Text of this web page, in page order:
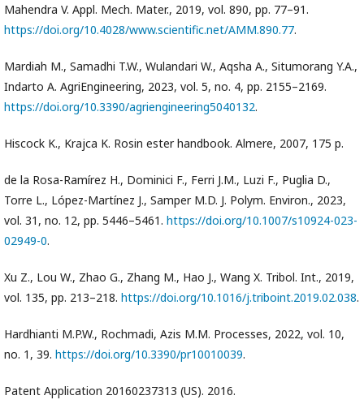
Mahendra V. Appl. Mech. Mater., 2019, vol. 890, pp. 77–91.
https://doi.org/10.4028/www.scientific.net/AMM.890.77.
Mardiah M., Samadhi T.W., Wulandari W., Aqsha A., Situmorang Y.A.,
Indarto A. AgriEngineering, 2023, vol. 5, no. 4, pp. 2155–2169.
https://doi.org/10.3390/agriengineering5040132.
Hiscock K., Krajca K. Rosin ester handbook. Almere, 2007, 175 р.
de la Rosa-Ramírez H., Dominici F., Ferri J.M., Luzi F., Puglia D.,
Torre L., López-Martínez J., Samper M.D. J. Polym. Environ., 2023,
vol. 31, no. 12, pp. 5446–5461. https://doi.org/10.1007/s10924-023-
02949-0.
Xu Z., Lou W., Zhao G., Zhang M., Hao J., Wang X. Tribol. Int., 2019,
vol. 135, pp. 213–218. https://doi.org/10.1016/j.triboint.2019.02.038.
Hardhianti M.P.W., Rochmadi, Azis M.M. Processes, 2022, vol. 10,
no. 1, 39. https://doi.org/10.3390/pr10010039.
Patent Application 20160237313 (US). 2016.